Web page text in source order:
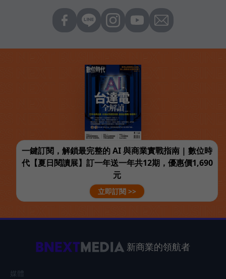
一鍵訂閱，解鎖最完整的 AI 與商業實戰指南 | 數位時
代【夏日閱讀展】訂一年送一年共12期，優惠價1,690
元
立即訂閱 >>
新商業的領航者
媒體